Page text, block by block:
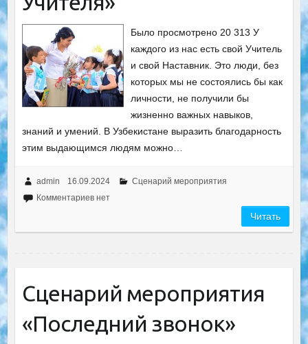
Было просмотрено 20 313 У
каждого из нас есть свой Учитель
и свой Наставник. Это люди, без
которых мы не состоялись бы как
личности, не получили бы
жизненно важных навыков,
знаний и умений. В Узбекистане выразить благодарность
этим выдающимся людям можно…
admin 16.09.2024
Сценарий мероприятия
Комментариев нет
Читать
Сценарий мероприятия
«Последний звонок»